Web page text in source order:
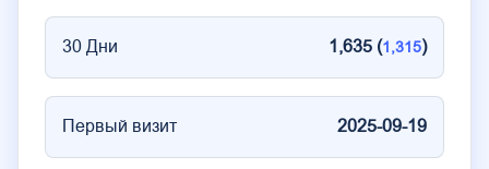
30 Дни 1,635 (1,315)
Первый визит 2025-09-19